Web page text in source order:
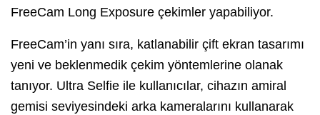
FreeCam Long Exposure çekimler yapabiliyor.
FreeCam’in yanı sıra, katlanabilir çift ekran tasarımı
yeni ve beklenmedik çekim yöntemlerine olanak
tanıyor. Ultra Selfie ile kullanıcılar, cihazın amiral
gemisi seviyesindeki arka kameralarını kullanarak